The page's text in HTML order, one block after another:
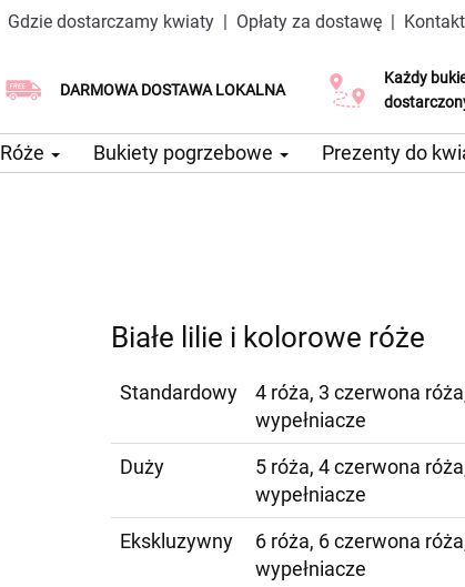
Gdzie dostarczamy kwiaty | Opłaty za dostawę | Kontakt
DARMOWA DOSTAWA LOKALNA
Dostawa tego samego dnia
Wybierz datę dostawy
Każdy
Usługa Click
Róże Bukiety pogrzebowe Prezenty do
Białe lilie i kolorowe róże
Standardowy
4 róża, 3 czerwona
wypełniacze
Duży
5 róża, 4 czerwona
wypełniacze
Ekskluzywny
6 róża, 6 czerwona
wypełniacze